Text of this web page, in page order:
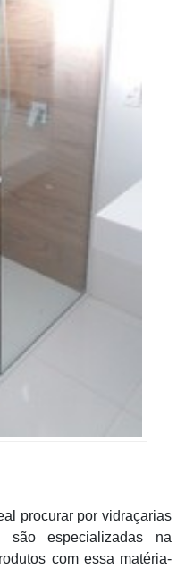
procurar por vidraçarias
especializadas na
com essa matéria-